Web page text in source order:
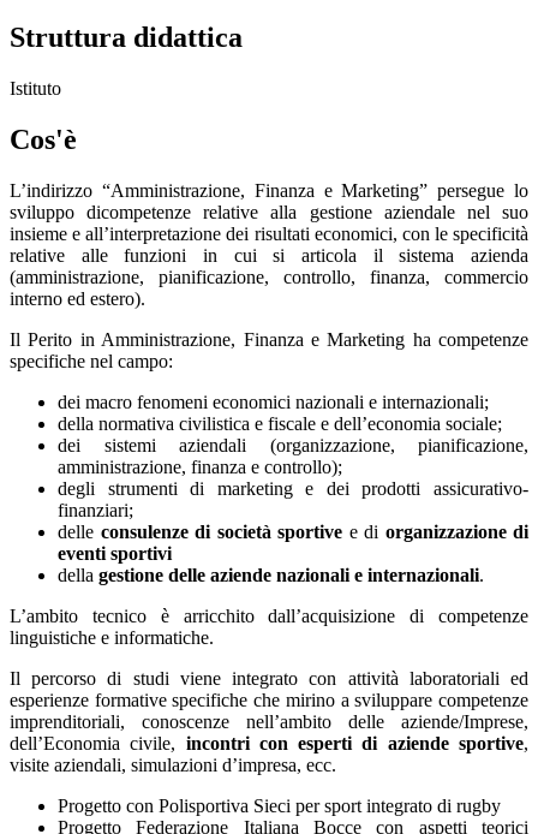
Struttura didattica
Istituto
Cos'è
L’indirizzo “Amministrazione, Finanza e Marketing” persegue lo
sviluppo dicompetenze relative alla gestione aziendale nel suo
insieme e all’interpretazione dei risultati economici, con le specificità
relative alle funzioni in cui si articola il sistema azienda
(amministrazione, pianificazione, controllo, finanza, commercio
interno ed estero).
Il Perito in Amministrazione, Finanza e Marketing ha competenze
specifi­che nel campo:
dei macro fenomeni economici nazionali e internazionali;
della normativa civilistica e fiscale e dell’economia sociale;
dei sistemi aziendali (organizzazione, pianificazione,
amministrazione, finanza e controllo);
degli strumenti di marketing e dei prodotti assicurativo-
finanziari;
delle consulenze di società sportive e di organizzazione di
eventi sportivi
della gestione delle aziende nazionali e internazionali.
L’ambito tecnico è arricchito dall’acquisizione di competenze
linguistiche e informatiche.
Il percorso di studi viene integrato con attività laboratoriali ed
esperienze formative specifiche che mirino a sviluppare competenze
imprenditoria­li, conoscenze nell’ambito delle aziende/Imprese,
dell’Economia civile, incontri con esperti di aziende sportive,
visite aziendali, simulazioni d’impresa, ecc.
Progetto con Polisportiva Sieci per sport integrato di rugby
Progetto Federazione Italiana Bocce con aspetti teorici